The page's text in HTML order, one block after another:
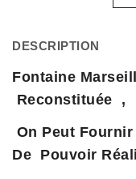
DESCRIPTION
Fontaine
Reconstituée ,
On Peut
De Pouvoir